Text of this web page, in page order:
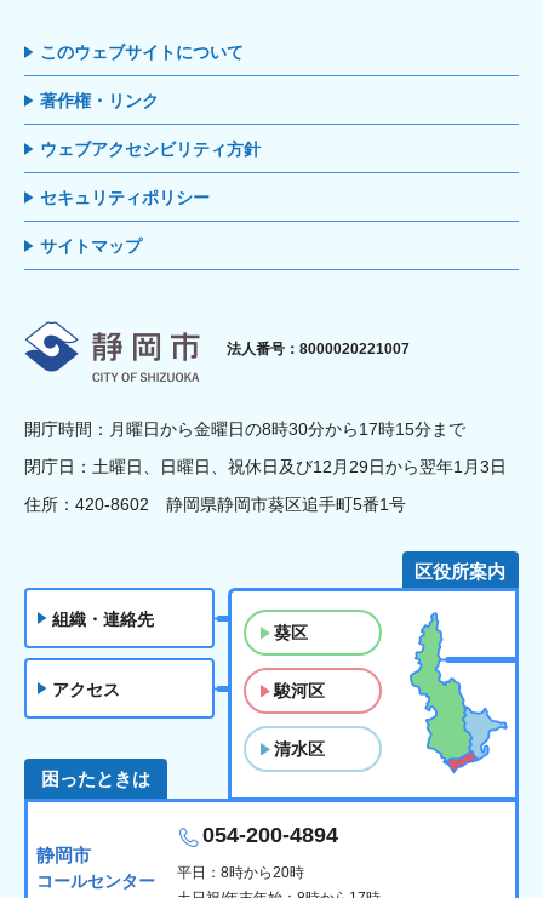
このウェブサイトについて
著作権・リンク
ウェブアクセシビリティ方針
セキュリティポリシー
サイトマップ
静岡市
法人番号：8000020221007
開庁時間：月曜日から金曜日の8時30分から17時15分まで
閉庁日：土曜日、日曜日、祝休日及び12月29日から翌年1月3日
住所：420-8602 静岡県静岡市葵区追手町5番1号
組織・連絡先
アクセス
区役所案内
葵区
駿河区
清水区
困ったときは
静岡市
コールセンター
054-200-4894
平日：8時から20時